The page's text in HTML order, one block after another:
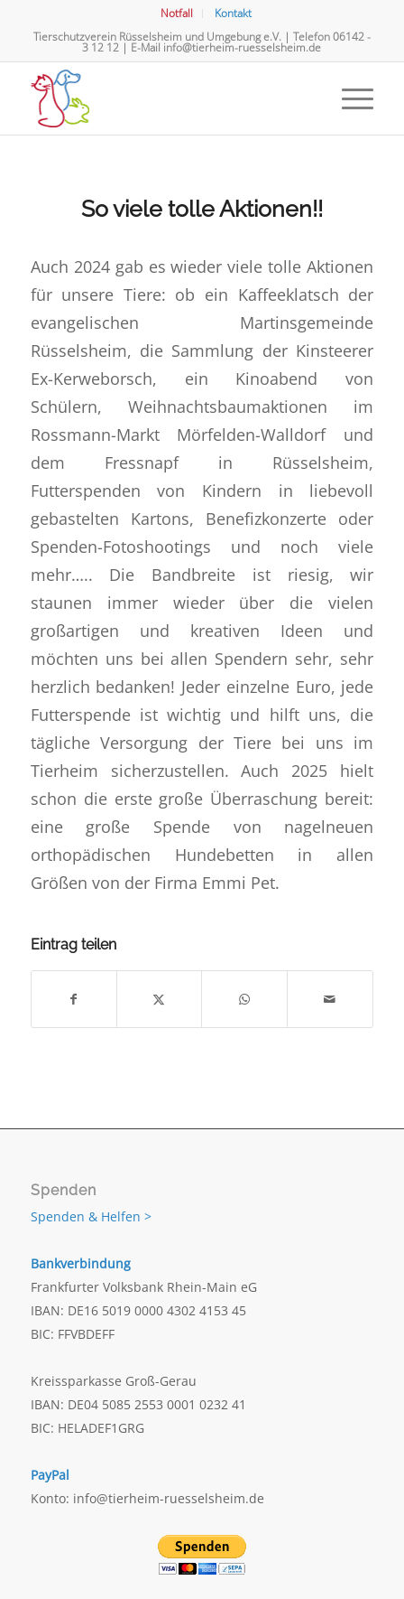
Notfall
Kontakt
Tierschutzverein Rüsselsheim und Umgebung e.V. | Telefon06142 -
3 12 12 | E-Mail info@tierheim-ruesselsheim.de
So viele tolle Aktionen!!
Auch 2024 gab es wieder viele tolle Aktionen
für unsere Tiere: ob ein Kaffeeklatsch der
evangelischen Martinsgemeinde
Rüsselsheim, die Sammlung der Kinsteerer
Ex-Kerweborsch, ein Kinoabend von
Schülern, Weihnachtsbaumaktionen im
Rossmann-Markt Mörfelden-Walldorf und
dem Fressnapf in Rüsselsheim,
Futterspenden von Kindern in liebevoll
gebastelten Kartons, Benefizkonzerte oder
Spenden-Fotoshootings und noch viele
mehr….. Die Bandbreite ist riesig, wir
staunen immer wieder über die vielen
großartigen und kreativen Ideen und
möchten uns bei allen Spendern sehr, sehr
herzlich bedanken! Jeder einzelne Euro, jede
Futterspende ist wichtig und hilft uns, die
tägliche Versorgung der Tiere bei uns im
Tierheim sicherzustellen. Auch 2025 hielt
schon die erste große Überraschung bereit:
eine große Spende von nagelneuen
orthopädischen Hundebetten in allen
Größen von der Firma Emmi Pet.
Eintrag teilen
Spenden
Spenden & Helfen >
Bankverbindung
Frankfurter Volksbank Rhein-Main eG
IBAN: DE16 5019 0000 4302 4153 45
BIC: FFVBDEFF
Kreissparkasse Groß-Gerau
IBAN: DE04 5085 2553 0001 0232 41
BIC: HELADEF1GRG
PayPal
Konto: info@tierheim-ruesselsheim.de